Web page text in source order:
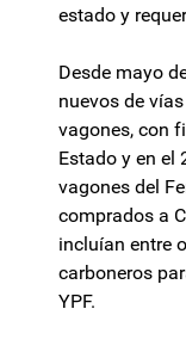
estado y
Desde mayo
nuevos de
vagones, con
Estado y en el
vagones del
comprados a
incluían entre
carboneros
YPF. ​